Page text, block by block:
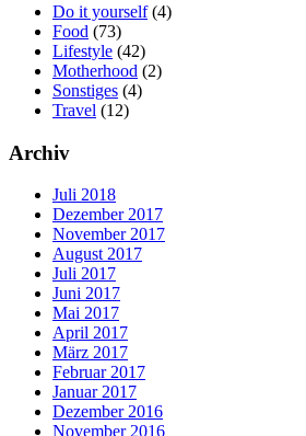
Do it yourself (4)
Food (73)
Lifestyle (42)
Motherhood (2)
Sonstiges (4)
Travel (12)
Archiv
Juli 2018
Dezember 2017
November 2017
August 2017
Juli 2017
Juni 2017
Mai 2017
April 2017
März 2017
Februar 2017
Januar 2017
Dezember 2016
November 2016